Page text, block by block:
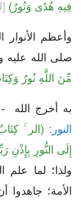
فِيهِ هُدًى وَنُورٌ)
وأعظم
صلى الله عليه
مِّنَ اللَّهِ نُورٌ
به أخرج الله
النور: (الر
إِلَى النُّورِ بِإِذْنِ
ولذا؛ لما علم
الأمة؛